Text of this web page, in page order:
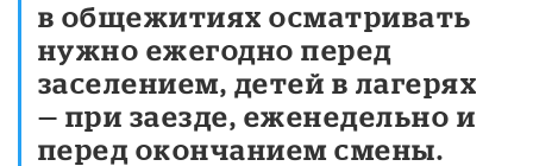
в общежитиях осматривать
нужно ежегодно перед
заселением, детей в лагерях
— при заезде, еженедельно и
перед окончанием смены.